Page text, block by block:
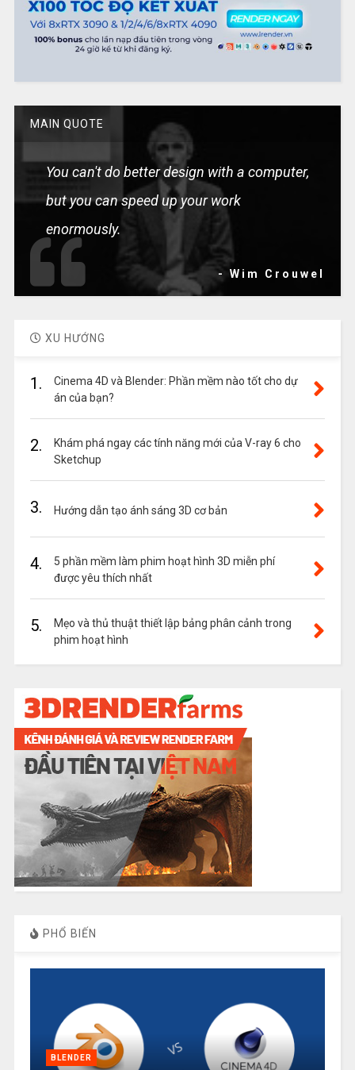
MAIN QUOTE
You can't do better design with a computer,
but you can speed up your work
enormously.
- Wim Crouwel
XU HƯỚNG
1.
Cinema 4D và Blender: Phần mềm nào tốt cho dự
án của bạn?
2.
Khám phá ngay các tính năng mới của V-ray 6 cho
Sketchup
3. Hướng dẫn tạo ánh sáng 3D cơ bản
4.
5 phần mềm làm phim hoạt hình 3D miễn phí
được yêu thích nhất
5.
Mẹo và thủ thuật thiết lập bảng phân cảnh trong
phim hoạt hình
PHỔ BIẾN
BLENDER